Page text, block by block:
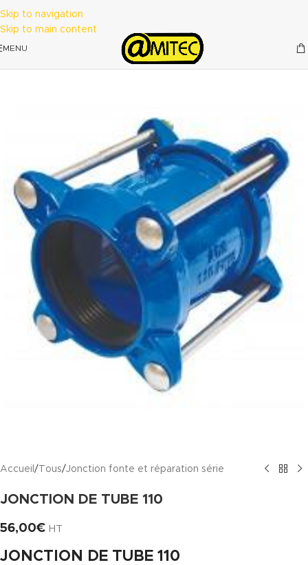
Skip to navigation
Skip to main content
MENU
Accueil /Tous/Jonction fonte et réparation série
JONCTION DE TUBE 110
56,00€ HT
JONCTION DE TUBE 110